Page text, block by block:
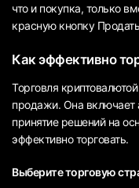
что и покупка, только
красную кнопку
Как эффективно
Торговля
продажи. Она включает
принятие решений на
эффективно торговать.
Выберите торговую